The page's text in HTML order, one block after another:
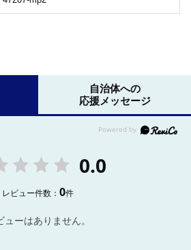
自治体への
応援メッセージ
0.0
レビュー件数：0件
ューはありません。